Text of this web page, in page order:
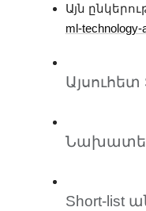
Այն
ml-technology-
Short-list